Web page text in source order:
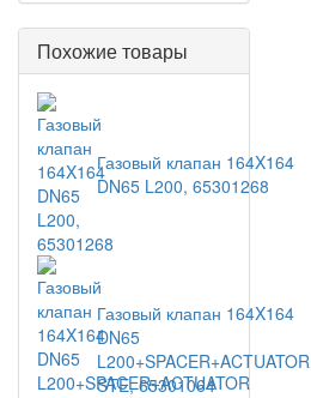
Похожие товары
Газовый клапан 164X164
DN65 L200, 65301268
Газовый клапан 164X164
DN65
L200+SPACER+ACTUATOR
STE, 65301064